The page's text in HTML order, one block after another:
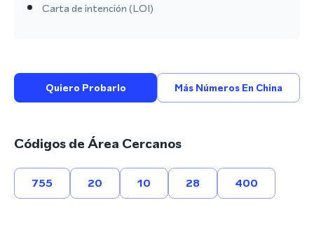
Carta de intención (LOI)
Quiero Probarlo Más Números En China
Códigos de Área Cercanos
755 20 10 28 400